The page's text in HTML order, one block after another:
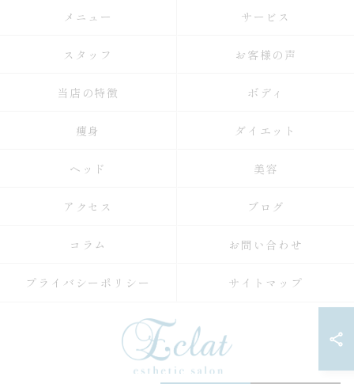
メニュー サービス
スタッフ お客様の声
当店の特徴 ボディ
痩身 ダイエット
ヘッド 美容
アクセス ブログ
コラム お問い合わせ
プライバシーポリシー サイトマップ